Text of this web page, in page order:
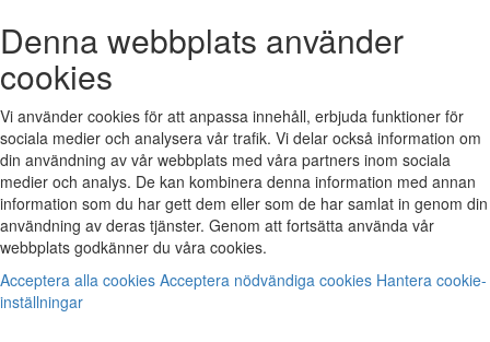
Denna webbplats använder
cookies
Vi använder cookies för att anpassa innehåll, erbjuda funktioner för
sociala medier och analysera vår trafik. Vi delar också information om
din användning av vår webbplats med våra partners inom sociala
medier och analys. De kan kombinera denna information med annan
information som du har gett dem eller som de har samlat in genom din
användning av deras tjänster. Genom att fortsätta använda vår
webbplats godkänner du våra cookies.
Acceptera alla cookies Acceptera nödvändiga cookies Hantera cookie-
inställningar